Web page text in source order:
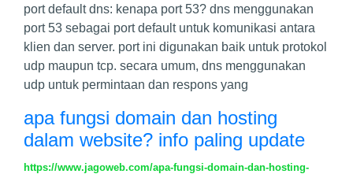
port default dns: kenapa port 53? dns menggunakan
port 53 sebagai port default untuk komunikasi antara
klien dan server. port ini digunakan baik untuk protokol
udp maupun tcp. secara umum, dns menggunakan
udp untuk permintaan dan respons yang
apa fungsi domain dan hosting
dalam website? info paling update
https://www.jagoweb.com/apa-fungsi-domain-dan-hosting-